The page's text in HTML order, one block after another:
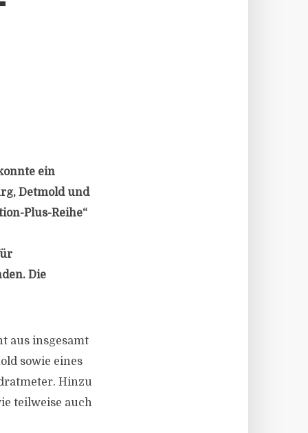
ein
Detmold und
Plus-Reihe“
Die
aus insgesamt
sowie eines
Hinzu
teilweise auch